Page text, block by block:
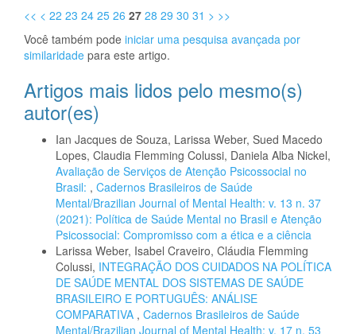
<< < 22 23 24 25 26 27 28 29 30 31 > >>
Você também pode iniciar uma pesquisa avançada por
similaridade para este artigo.
Artigos mais lidos pelo mesmo(s)
autor(es)
Ian Jacques de Souza, Larissa Weber, Sued Macedo
Lopes, Claudia Flemming Colussi, Daniela Alba Nickel,
Avaliação de Serviços de Atenção Psicossocial no
Brasil: , Cadernos Brasileiros de Saúde
Mental/Brazilian Journal of Mental Health: v. 13 n. 37
(2021): Política de Saúde Mental no Brasil e Atenção
Psicossocial: Compromisso com a ética e a ciência
Larissa Weber, Isabel Craveiro, Cláudia Flemming
Colussi, INTEGRAÇÃO DOS CUIDADOS NA POLÍTICA
DE SAÚDE MENTAL DOS SISTEMAS DE SAÚDE
BRASILEIRO E PORTUGUÊS: ANÁLISE
COMPARATIVA , Cadernos Brasileiros de Saúde
Mental/Brazilian Journal of Mental Health: v. 17 n. 53